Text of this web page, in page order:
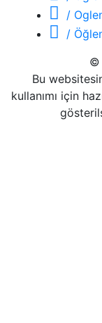
/
/
©
Bu
kullanımı için